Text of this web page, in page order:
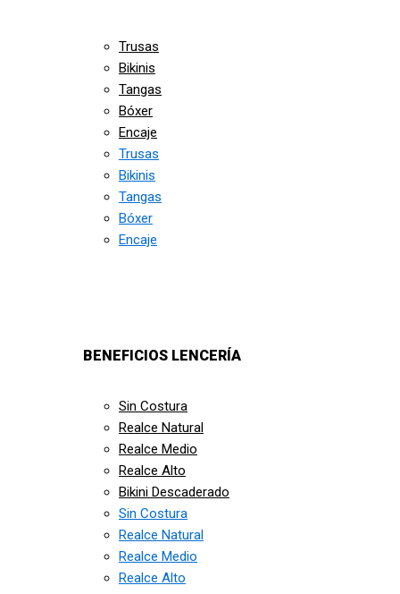
Trusas
Bikinis
Tangas
Bóxer
Encaje
Trusas
Bikinis
Tangas
Bóxer
Encaje
BENEFICIOS LENCERÍA
Sin Costura
Realce Natural
Realce Medio
Realce Alto
Bikini Descaderado
Sin Costura
Realce Natural
Realce Medio
Realce Alto